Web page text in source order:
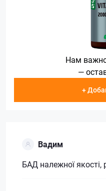
Нам
—
+
Вадим
БАД належної